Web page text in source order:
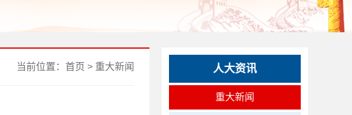
当前位置： 首页 > 重大新闻 人大资讯
重大新闻